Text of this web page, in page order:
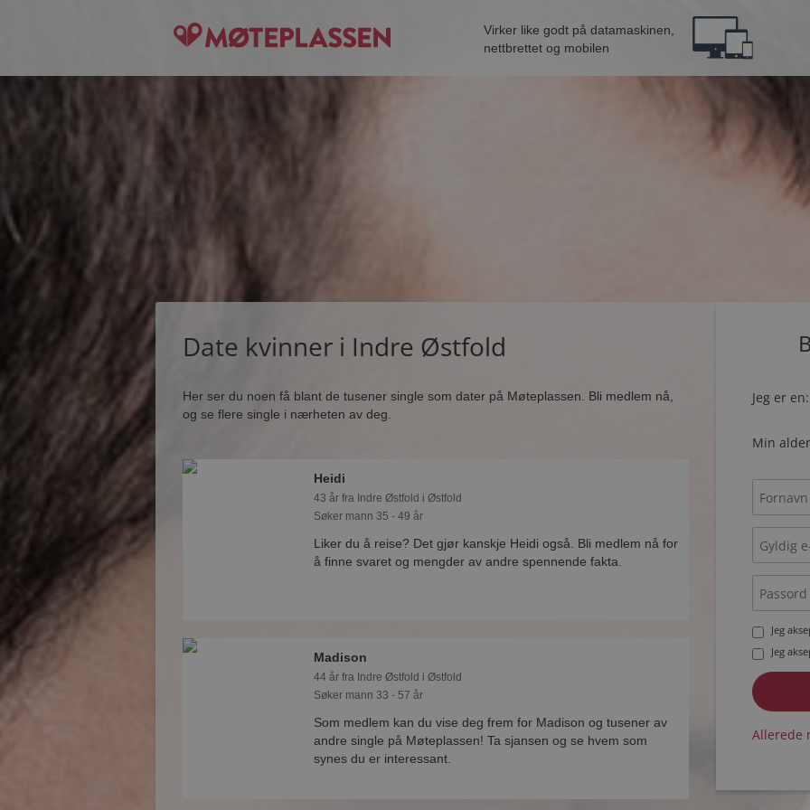
Virker like godt på datamaskinen,
nettbrettet og mobilen
Date kvinner i Indre Østfold
Her ser du noen få blant de tusener single som dater på Møteplassen. Bli medlem nå,
og se flere single i nærheten av deg.
Heidi
43 år fra Indre Østfold i Østfold
Søker mann 35 - 49 år
Liker du å reise? Det gjør kanskje Heidi også. Bli medlem nå for
å finne svaret og mengder av andre spennende fakta.
Madison
44 år fra Indre Østfold i Østfold
Søker mann 33 - 57 år
Som medlem kan du vise deg frem for Madison og tusener av
andre single på Møteplassen! Ta sjansen og se hvem som
synes du er interessant.
Jeg er en:
Min
Jeg
Jeg
Allerede